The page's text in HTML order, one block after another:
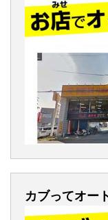
カブってオー